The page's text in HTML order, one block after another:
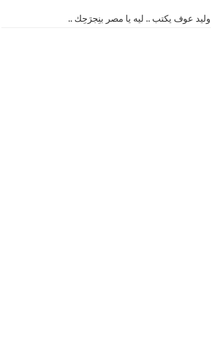
وليد عوف يكتب .. ليه يا مصر بنِجرَحِك ..